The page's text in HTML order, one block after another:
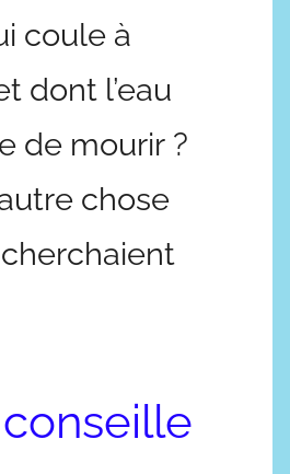
coule à
dont l’eau
de mourir ?
chose
cherchaient